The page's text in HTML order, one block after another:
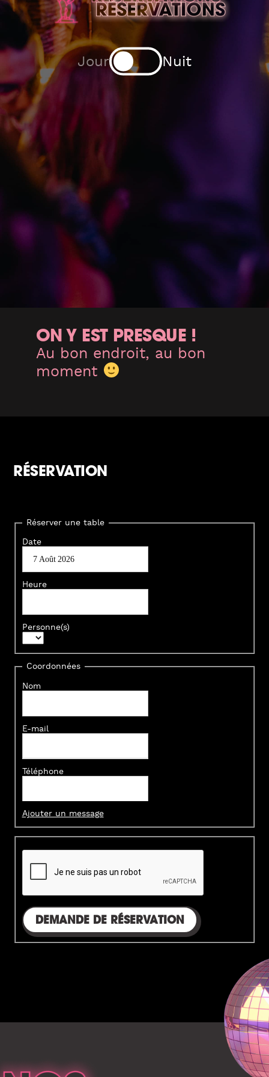
Jour Nuit
ON Y EST PRESQUE !
Au bon endroit, au bon
moment
RÉSERVATION
Réserver une table
Date
Heure
Personne(s)
Coordonnées
Nom
E-mail
Téléphone
Ajouter un message
DEMANDE DE RÉSERVATION